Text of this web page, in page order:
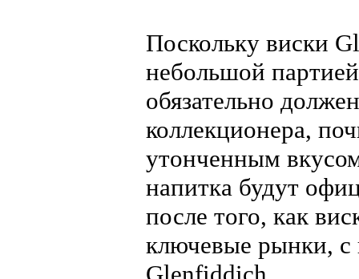
Поскольку виски
небольшой
обязательно
коллекционера,
утонченным
напитка будут
после того, как
ключевые рынки, с